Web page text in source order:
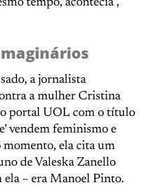
tempo, acontecia”,
a jornalista
a mulher Cristina
portal UOL com o título
vendem feminismo e
momento, ela cita um
de Valeska Zanello
ela – era Manoel Pinto.